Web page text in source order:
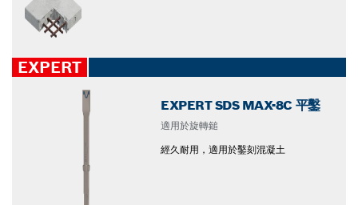
EXPERT
EXPERT SDS MAX-8C 平鑿
適用於旋轉鎚
經久耐用，適用於鑿刻混凝土